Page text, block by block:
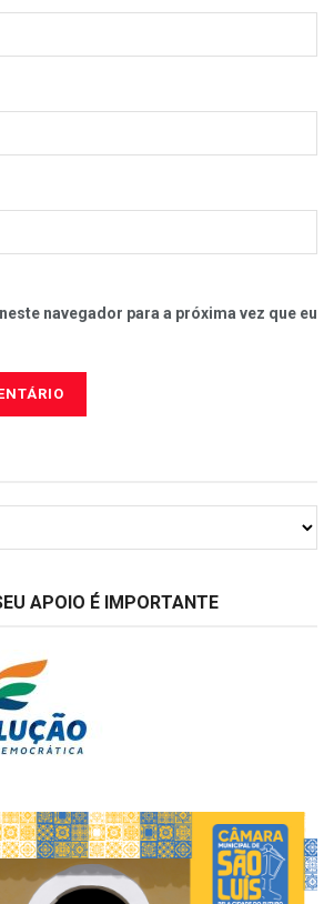
navegador para a próxima vez que eu
APOIO É IMPORTANTE